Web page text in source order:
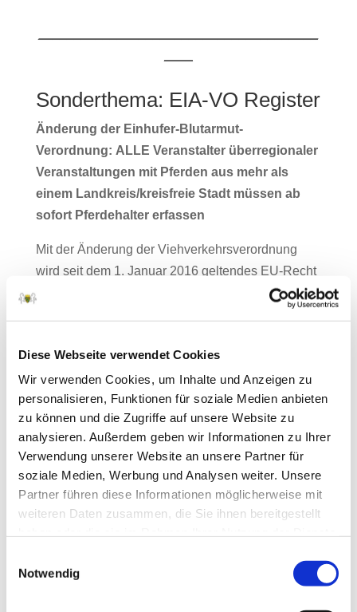
Diese Webseite verwendet Cookies
Wir verwenden Cookies, um Inhalte und Anzeigen zu
personalisieren, Funktionen für soziale Medien anbieten
zu können und die Zugriffe auf unsere Website zu
analysieren. Außerdem geben wir Informationen zu Ihrer
Verwendung unserer Website an unsere Partner für
soziale Medien, Werbung und Analysen weiter. Unsere
Partner führen diese Informationen möglicherweise mit
weiteren Daten zusammen, die Sie ihnen bereitgestellt
Notwendig
Sonderthema: EIA-VO Register
Änderung der Einhufer-Blutarmut-
Verordnung: ALLE Veranstalter überregionaler
Veranstaltungen mit Pferden aus mehr als
einem Landkreis/kreisfreie Stadt müssen ab
sofort Pferdehalter erfassen
Mit der Änderung der Viehverkehrsverordnung
wird seit dem 1. Januar 2016 geltendes EU-Recht
zur Kennzeichnung von Einhufern umgesetzt
gravierende Auswirkungen auf den Bereich Pferde
mit sich. Veröffentlicht im Bundesgesetzblatt I Nr.
17 vom 9. April 2020, sind die Neuerungen seit 10.
April gültig.
Eine Änderung in diesem Gesetzespaket betrifft
die Verordnung zum Schutz gegen die
Ansteckende Blutarmut der Einhufer (EIA). Das
gehäufte Auftreten dieser anzeigepflichtigen
Veterinärbehörden nach einer Rückverfolgbarkeit